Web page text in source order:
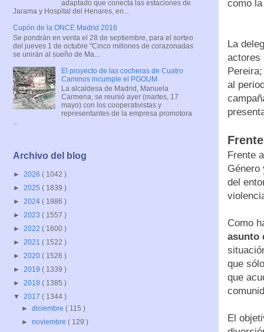
como
La
actores
al
Frente
Género
del
Como
asunto
que
que
El
adaptado que conecta las estaciones de
Jarama y Hospital del Henares, en...
Cupón de la ONCE Madrid 2016
Se pondrán en venta el 28 de septiembre, para el sorteo
del jueves 1 de octubre "Cinco millones de corazonadas
se unirán al sueño de Ma...
El proyecto de las cocheras de Cuatro
Caminos incumple el PGOUM
La alcaldesa de Madrid, Manuela
Carmena, se reunió ayer (martes, 17
mayo) con los cooperativistas y
representantes de la empresa promotora
...
Archivo del blog
► 2026 ( 1042 )
► 2025 ( 1839 )
► 2024 ( 1986 )
► 2023 ( 1557 )
► 2022 ( 1600 )
► 2021 ( 1522 )
► 2020 ( 1526 )
► 2019 ( 1339 )
► 2018 ( 1385 )
▼ 2017 ( 1344 )
►diciembre( 115 )
►noviembre( 129 )